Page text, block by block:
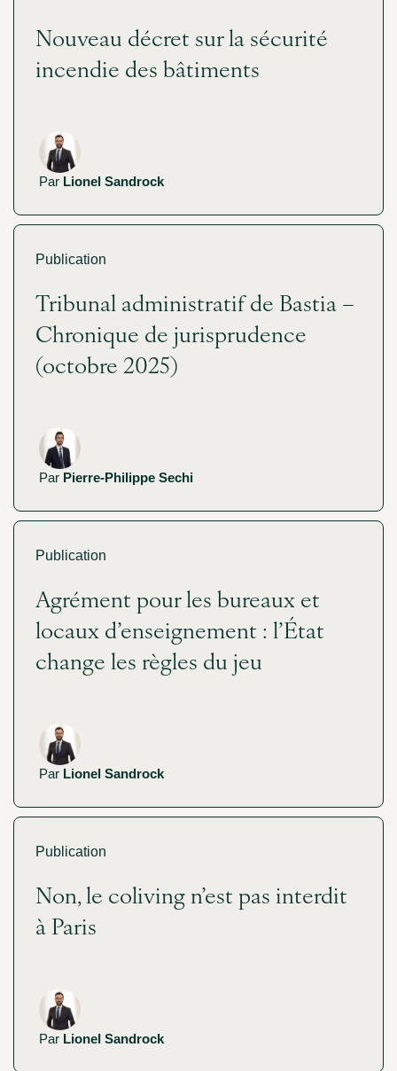
Nouveau décret sur la sécurité
incendie des bâtiments
Par Lionel Sandrock
Publication
Tribunal administratif de Bastia –
Chronique de jurisprudence
(octobre 2025)
Par Pierre-Philippe Sechi
Publication
Agrément pour les bureaux et
locaux d’enseignement : l’État
change les règles du jeu
Par Lionel Sandrock
Publication
Non, le coliving n’est pas interdit
à Paris
Par Lionel Sandrock